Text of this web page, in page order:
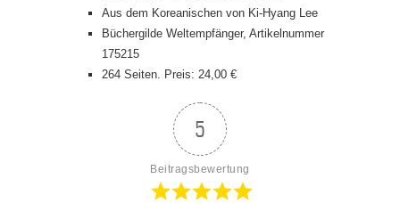
Aus dem Koreanischen von Ki-Hyang Lee
Büchergilde Weltempfänger, Artikelnummer
175215
264 Seiten. Preis: 24,00 €
5
Beitragsbewertung